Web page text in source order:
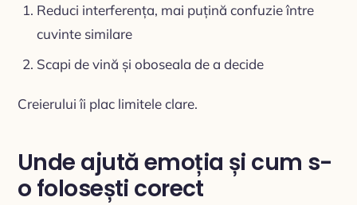
Reduci interferența, mai puțină confuzie între
cuvinte similare
Scapi de vină și oboseala de a decide
Creierului îi plac limitele clare.
Unde ajută emoția și cum s-
o folosești corect